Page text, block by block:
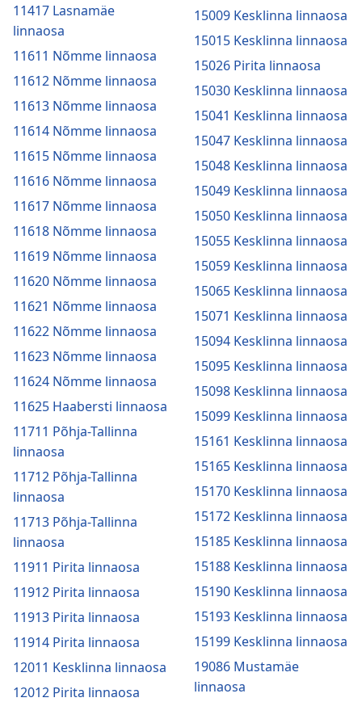
11417 Lasnamäe
linnaosa
11611 Nõmme linnaosa
11612 Nõmme linnaosa
11613 Nõmme linnaosa
11614 Nõmme linnaosa
11615 Nõmme linnaosa
11616 Nõmme linnaosa
11617 Nõmme linnaosa
11618 Nõmme linnaosa
11619 Nõmme linnaosa
11620 Nõmme linnaosa
11621 Nõmme linnaosa
11622 Nõmme linnaosa
11623 Nõmme linnaosa
11624 Nõmme linnaosa
11625 Haabersti linnaosa
11711 Põhja-Tallinna
linnaosa
11712 Põhja-Tallinna
linnaosa
11713 Põhja-Tallinna
linnaosa
11911 Pirita linnaosa
11912 Pirita linnaosa
11913 Pirita linnaosa
11914 Pirita linnaosa
12011 Kesklinna linnaosa
12012 Pirita linnaosa
15009 Kesklinna linnaosa
15015 Kesklinna linnaosa
15026 Pirita linnaosa
15030 Kesklinna linnaosa
15041 Kesklinna linnaosa
15047 Kesklinna linnaosa
15048 Kesklinna linnaosa
15049 Kesklinna linnaosa
15050 Kesklinna linnaosa
15055 Kesklinna linnaosa
15059 Kesklinna linnaosa
15065 Kesklinna linnaosa
15071 Kesklinna linnaosa
15094 Kesklinna linnaosa
15095 Kesklinna linnaosa
15098 Kesklinna linnaosa
15099 Kesklinna linnaosa
15161 Kesklinna linnaosa
15165 Kesklinna linnaosa
15170 Kesklinna linnaosa
15172 Kesklinna linnaosa
15185 Kesklinna linnaosa
15188 Kesklinna linnaosa
15190 Kesklinna linnaosa
15193 Kesklinna linnaosa
15199 Kesklinna linnaosa
19086 Mustamäe
linnaosa